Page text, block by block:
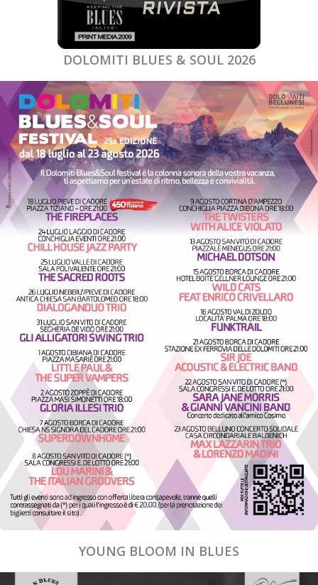
DOLOMITI BLUES & SOUL 2026
YOUNG BLOOM IN BLUES